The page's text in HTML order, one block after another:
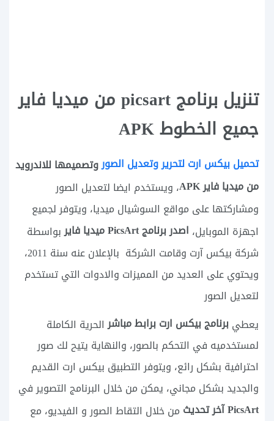
تنزيل برنامج picsart من ميديا فاير
جميع الخطوط APK
تحميل بيكس ارت لتحرير وتعديل الصوروتصميمها للاندرويد
من ميديا فاير APK
، ويستخدم ايضا لتعديل الصور
ومشاركتها على مواقع السوشيال ميديا، ويتوفر لجميع
اجهزة الموبايل، اصدر برنامج PicsArt ميديا فاير
بواسطة
شركة بيكس آرت وقامت الشركة بالإعلان عنه سنة 2011،
ويحتوي على العديد من المميزات والادوات التي تستخدم
لتعديل الصور
يعطيبرنامج بيكس ارت برابط مباشرالحرية الكاملة
لمستخدميه في التحكم بالصور، والنهاية يتيح لك صور
احترافية بشكل رائع، ويتوفر التطبيق بيكس ارت القديم
والجديد بشكل مجاني، يمكن من خلال البرنامج التصوير في
PicsArt آخر تحديث
من خلال التقاط الصور و الفيديو، مع